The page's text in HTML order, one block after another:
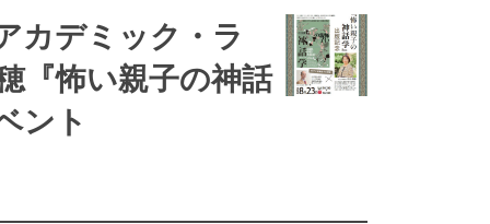
カデミック・ラ
『怖い親子の神話
ント